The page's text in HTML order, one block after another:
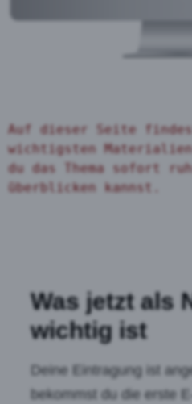
Auf dieser Seite
wichtigsten
du das Thema sofort
überblicken kannst.
Was jetzt als
wichtig ist
Deine Eintragung ist
bekommst du die erste